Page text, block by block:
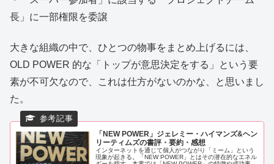
長」に一部権限を委譲
大きな組織の中で、ひとつの物事をまとめ上げるには、
OLD POWER 的な「トップが意思決定をする」という要
素が不可欠なので、これは仕方がないのかな、と思いまし
た。
「NEW POWER」ジェレミー・ハイマンズ&ヘン
リーティムズの書評・要約・感想
インターネットを通じて個人がつながり「ミーム」という
現象が起きる。「NEW POWER」とはその潜在的なエネル